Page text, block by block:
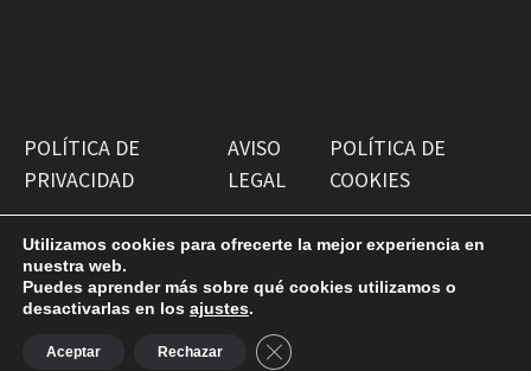
POLÍTICA DE
PRIVACIDAD
AVISO
LEGAL
POLÍTICA DE
COOKIES
Antiguako Pilotazaleok
WordPress
.
Utilizamos cookies para ofrecerte la mejor experiencia en
nuestra web.
Puedes aprender más sobre qué cookies utilizamos o
desactivarlas en los ajustes.
Aceptar Rechazar CERRAR EL BANNER DE